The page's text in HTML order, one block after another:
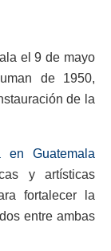
el 9 de mayo
de 1950,
de la
en Guatemala
y artísticas
fortalecer la
entre ambas